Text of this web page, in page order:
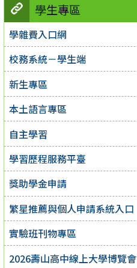
學生專區
學雜費入口網
校務系統－學生端
新生專區
本土語言專區
自主學習
學習歷程服務平臺
獎助學金申請
繁星推薦與個人申請系統入口
實驗班刊物專區
2026壽山高中線上大學博覽會